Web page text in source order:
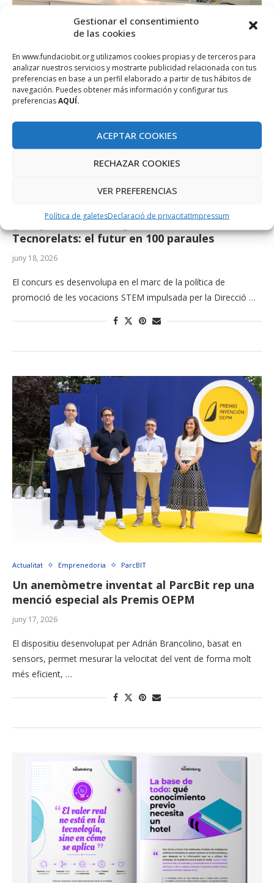
Gestionar el consentimiento
de las cookies
En www.fundaciobit.org utilizamos cookies propias y de terceros para
analizar nuestros servicios y mostrarte publicidad relacionada con tus
preferencias en base a un perfil elaborado a partir de tus hábitos de
navegación. Puedes obtener más información y configurar tus
preferenciasAQUÍ.
ACEPTAR COOKIES
RECHAZAR COOKIES
VER PREFERENCIAS
Política de galetesDeclaració de privacitatImpressum
CentreBit Eivissa
La Fundació Bit lliura els premis dels
guanyadors de la segona edició del Concurs
Tecnorelats: el futur en 100 paraules
juny 18, 2026
El concurs es desenvolupa en el marc de la política de
promoció de les vocacions STEM impulsada per la Direcció …
Actualitat Emprenedoria ParcBIT
Un anemòmetre inventat al ParcBit rep una
menció especial als Premis OEPM
juny 17, 2026
El dispositiu desenvolupat per Adrián Brancolino, basat en
sensors, permet mesurar la velocitat del vent de forma molt
més eficient, …